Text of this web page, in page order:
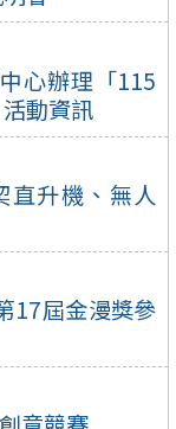
心辦理「115
動資訊
直升機、無人
17屆金漫獎參